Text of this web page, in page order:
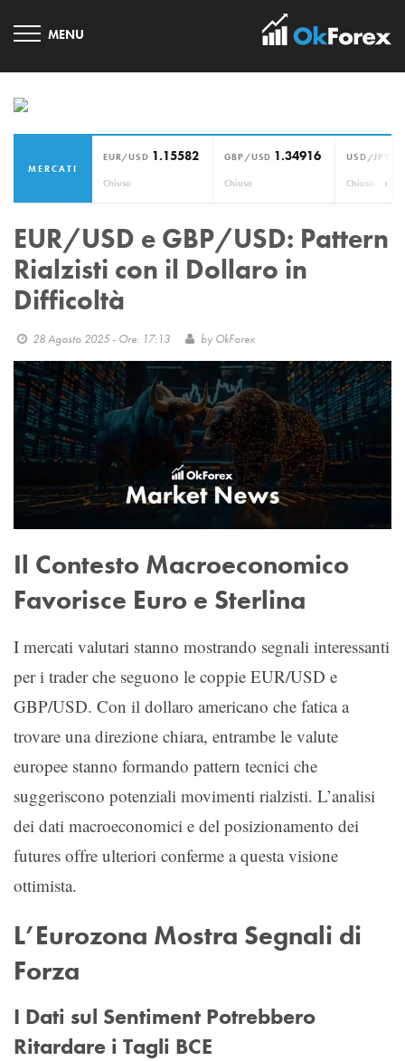
MERCATI
EUR/USD 1.15582
Chiuso
GBP/USD 1.34916
Chiuso
USD/JPY
Chiuso ›
EUR/USD e GBP/USD: Pattern
Rialzisti con il Dollaro in
Difficoltà
28 Agosto 2025 - Ore: 17:13 by OkForex
Il Contesto Macroeconomico
Favorisce Euro e Sterlina
I mercati valutari stanno mostrando segnali interessanti
per i trader che seguono le coppie EUR/USD e
GBP/USD. Con il dollaro americano che fatica a
trovare una direzione chiara, entrambe le valute
europee stanno formando pattern tecnici che
suggeriscono potenziali movimenti rialzisti. L’analisi
dei dati macroeconomici e del posizionamento dei
futures offre ulteriori conferme a questa visione
ottimista.
L’Eurozona Mostra Segnali di
Forza
I Dati sul Sentiment Potrebbero
Ritardare i Tagli BCE